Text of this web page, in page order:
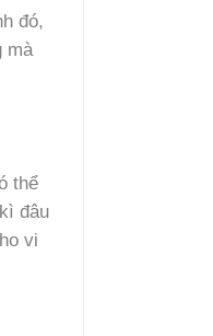
đó,
mà
thể
đâu
vi